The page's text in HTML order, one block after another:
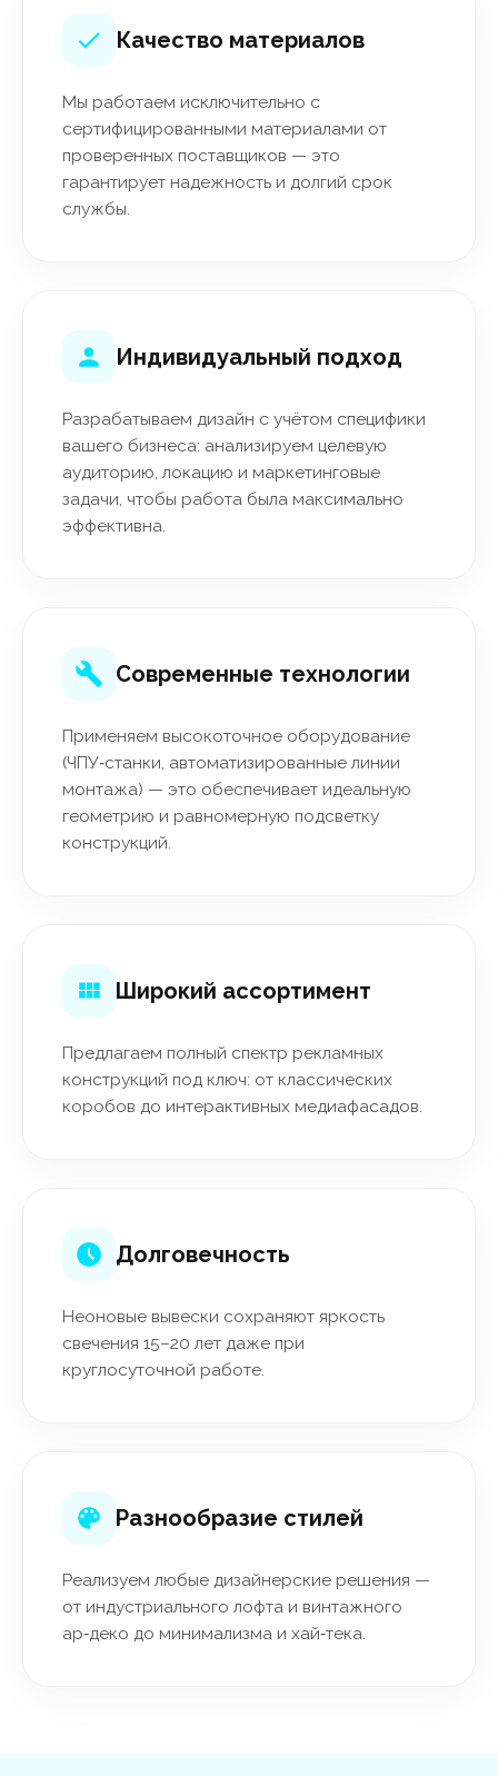
Качество материалов
Мы работаем исключительно с
сертифицированными материалами от
проверенных поставщиков — это
гарантирует надежность и долгий срок
службы.
Индивидуальный подход
Разрабатываем дизайн с учётом специфики
вашего бизнеса: анализируем целевую
аудиторию, локацию и маркетинговые
задачи, чтобы работа была максимально
эффективна.
Современные технологии
Применяем высокоточное оборудование
(ЧПУ‑станки, автоматизированные линии
монтажа) — это обеспечивает идеальную
геометрию и равномерную подсветку
конструкций.
Широкий ассортимент
Предлагаем полный спектр рекламных
конструкций под ключ: от классических
коробов до интерактивных медиафасадов.
Долговечность
Неоновые вывески сохраняют яркость
свечения 15–20 лет даже при
круглосуточной работе.
Разнообразие стилей
Реализуем любые дизайнерские решения —
от индустриального лофта и винтажного
ар‑деко до минимализма и хай‑тека.